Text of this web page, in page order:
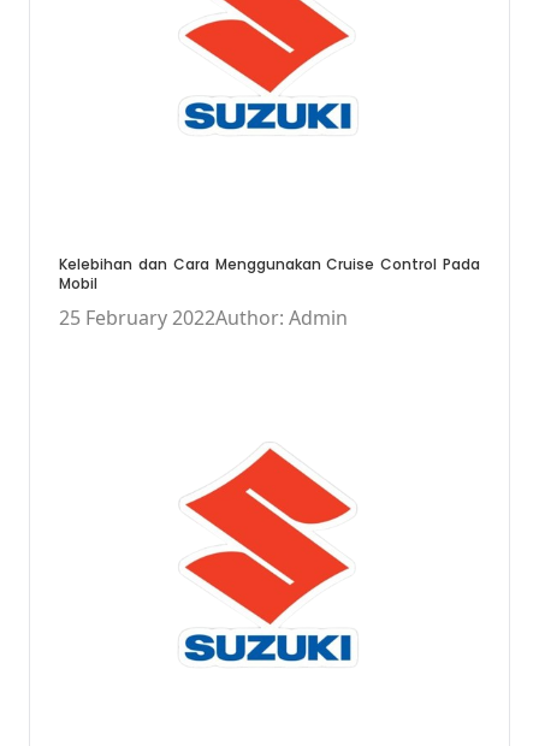
Kelebihan dan Cara Menggunakan Cruise Control Pada
Mobil
25 February 2022Author: Admin